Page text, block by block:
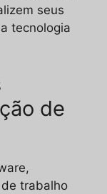
seus
tecnologia
de
trabalho